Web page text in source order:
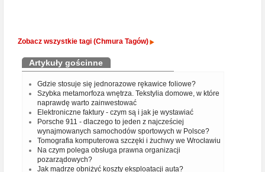
Zobacz wszystkie tagi (Chmura Tagów)
Artykuły gościnne
Gdzie stosuje się jednorazowe rękawice foliowe?
Szybka metamorfoza wnętrza. Tekstylia domowe, w które
naprawdę warto zainwestować
Elektroniczne faktury - czym są i jak je wystawiać
Porsche 911 - dlaczego to jeden z najcześciej
wynajmowanych samochodów sportowych w Polsce?
Tomografia komputerowa szczęki i żuchwy we Wrocławiu
Na czym polega obsługa prawna organizacji
pozarządowych?
Jak mądrze obniżyć koszty eksploatacji auta?